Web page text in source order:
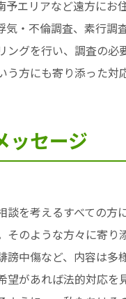
予エリアなど遠方に
気・不倫調査、素行
グを行い、調査の必
う方にも寄り添った対
ッセージ
を考えるすべての
そのような方々に寄
謗中傷など、内容は
望があれば法的対応